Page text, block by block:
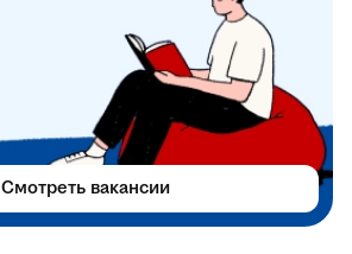
Смотреть вакансии